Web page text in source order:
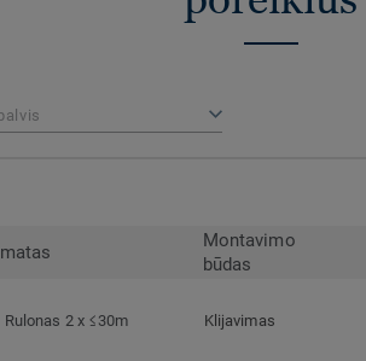
Montavimo
būdas
Rulonas 2 x ≤30m Klijavimas